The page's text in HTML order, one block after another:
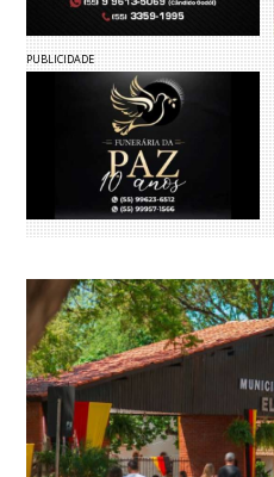
PUBLICIDADE